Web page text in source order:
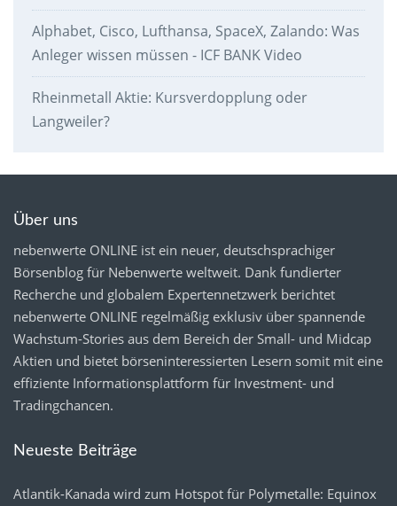
Alphabet, Cisco, Lufthansa, SpaceX, Zalando: Was
Anleger wissen müssen - ICF BANK Video
Rheinmetall Aktie: Kursverdopplung oder
Langweiler?
Über uns
nebenwerte ONLINE ist ein neuer, deutschsprachiger
Börsenblog für Nebenwerte weltweit. Dank fundierter
Recherche und globalem Expertennetzwerk berichtet
nebenwerte ONLINE regelmäßig exklusiv über spannende
Wachstum-Stories aus dem Bereich der Small- und Midcap
Aktien und bietet börseninteressierten Lesern somit mit eine
effiziente Informationsplattform für Investment- und
Tradingchancen.
Neueste Beiträge
Atlantik-Kanada wird zum Hotspot für Polymetalle: Equinox